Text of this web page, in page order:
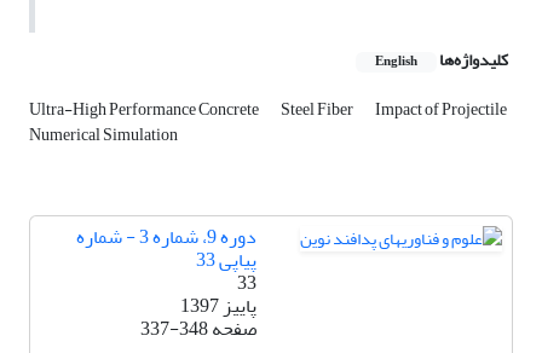
کلیدواژه‌ها English
Ultra-High Performance Concrete Steel Fiber Impact of Projectile
Numerical Simulation
دوره 9، شماره 3 - شماره
پیاپی 33
33
پاییز 1397
صفحه337-348